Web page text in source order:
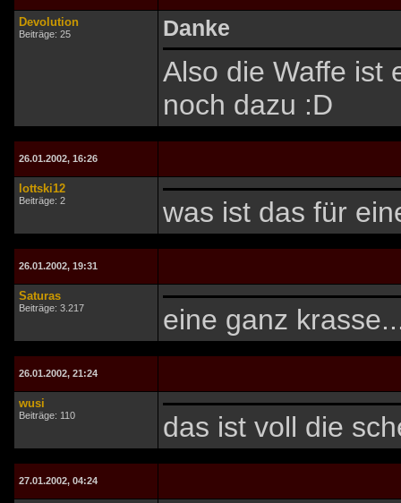
Devolution
Beiträge: 25 Danke
Also die Waffe ist
noch dazu :D
26.01.2002, 16:26
lottski12
Beiträge: 2 was ist das für
26.01.2002, 19:31
Saturas
Beiträge: 3.217 eine ganz
26.01.2002, 21:24
wusi
Beiträge: 110 das ist voll die
27.01.2002, 04:24